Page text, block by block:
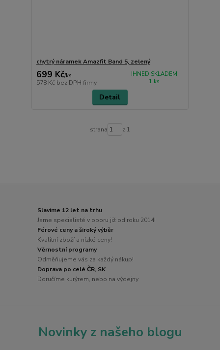
chytrý náramek Amazfit Band 5, zelený
699 Kč/ks
578 Kč bez DPH firmy
IHNED SKLADEM
1 ks
Detail
strana z 1
Slavíme 12 let na trhu
Jsme specialisté v oboru již od roku 2014!
Férové ceny a široký výběr
Kvalitní zboží a nízké ceny!
Věrnostní programy
Odměňujeme vás za každý nákup!
Doprava po celé ČR, SK
Doručíme kurýrem, nebo na výdejny
Novinky z našeho blogu